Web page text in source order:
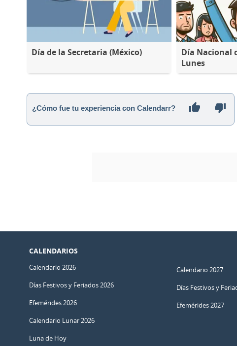
Día de la Secretaria (México)
Día Nacional
Lunes
¿Cómo fue tu experiencia con Calendarr?
CALENDARIOS
Calendario 2026
Días Festivos y Feriados 2026
Efemérides 2026
Calendario Lunar 2026
Luna de Hoy
Calendario 2027
Días Festivos y
Efemérides 2027